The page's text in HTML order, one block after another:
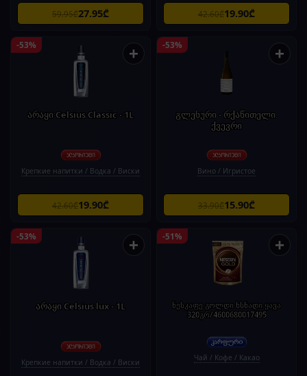
59.95₾27.95₾ 42.60₾19.90₾
-53% +
არაყი Celsius Classic - 1L
Крепкие напитки / Водка / Виски
42.60₾19.90₾
-53% +
გლეხური - რქაწითელი.
ქვევრი
Вино / Игристое
33.90₾15.90₾
-53% +
არაყი Celsius lux - 1L
Крепкие напитки / Водка / Виски
-51% +
ნესკაფე გოლდი ხსნადი ყავა
320გრ/4600680017495
Чай / Кофе / Какао